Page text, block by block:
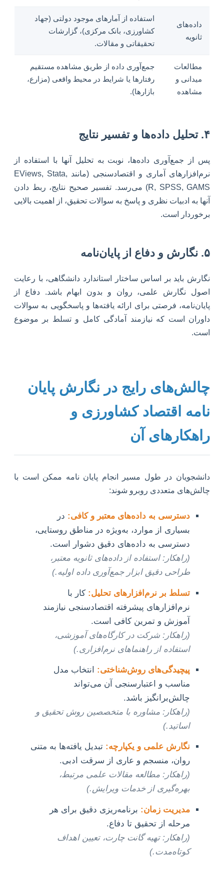
داده‌های
ثانویه
استفاده از آمارهای موجود دولتی (جهاد
کشاورزی، بانک مرکزی)، گزارشات
تحقیقاتی و مقالات.
مطالعات
میدانی و
مشاهده
جمع‌آوری داده از طریق مشاهده مستقیم
رفتارها یا شرایط در محیط واقعی (مزارع،
بازارها).
۴. تحلیل داده‌ها و تفسیر نتایج
پس از جمع‌آوری داده‌ها، نوبت به تحلیل آنها با استفاده از
نرم‌افزارهای آماری و اقتصادسنجی (مانند EViews, Stata,
R, SPSS, GAMS) می‌رسد. تفسیر صحیح نتایج، ربط دادن
آنها به ادبیات نظری و پاسخ به سوالات تحقیق، از اهمیت بالایی
برخوردار است.
۵. نگارش و دفاع از پایان‌نامه
نگارش باید بر اساس ساختار استاندارد دانشگاهی، با رعایت
اصول نگارش علمی، روان و بدون ابهام باشد. دفاع از
پایان‌نامه، فرصتی برای ارائه یافته‌ها و پاسخگویی به سوالات
داوران است که نیازمند آمادگی کامل و تسلط بر موضوع
است.
چالش‌های رایج در نگارش پایان
نامه اقتصاد کشاورزی و
راهکارهای آن
دانشجویان در طول مسیر انجام پایان نامه ممکن است با
چالش‌های متعددی روبرو شوند:
دسترسی به داده‌های معتبر و کافی: در
بسیاری از موارد، به‌ویژه در مناطق روستایی،
دسترسی به داده‌های دقیق دشوار است.
(راهکار: استفاده از داده‌های ثانویه معتبر،
طراحی دقیق ابزار جمع‌آوری داده اولیه.)
تسلط بر نرم‌افزارهای تحلیل: کار با
نرم‌افزارهای پیشرفته اقتصادسنجی نیازمند
آموزش و تمرین کافی است.
(راهکار: شرکت در کارگاه‌های آموزشی،
استفاده از راهنماهای نرم‌افزاری.)
پیچیدگی‌های روش‌شناختی: انتخاب مدل
مناسب و اعتبارسنجی آن می‌تواند
چالش‌برانگیز باشد.
(راهکار: مشاوره با متخصصین روش تحقیق و
اساتید.)
نگارش علمی و یکپارچه: تبدیل یافته‌ها به متنی
روان، منسجم و عاری از سرقت ادبی.
(راهکار: مطالعه مقالات علمی مرتبط،
بهره‌گیری از خدمات ویرایش.)
مدیریت زمان: برنامه‌ریزی دقیق برای هر
مرحله از تحقیق تا دفاع.
(راهکار: تهیه گانت چارت، تعیین اهداف
کوتاه‌مدت.)